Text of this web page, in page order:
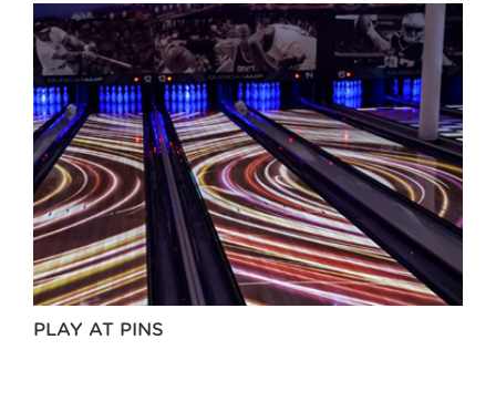
PLAY AT PINS